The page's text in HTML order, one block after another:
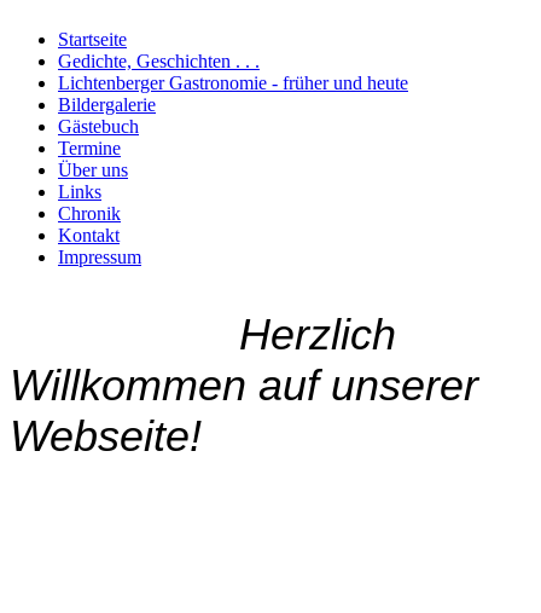
Startseite
Gedichte, Geschichten . . .
Lichtenberger Gastronomie - früher und heute
Bildergalerie
Gästebuch
Termine
Über uns
Links
Chronik
Kontakt
Impressum
Herzlich
Willkommen auf unserer
Webseite!